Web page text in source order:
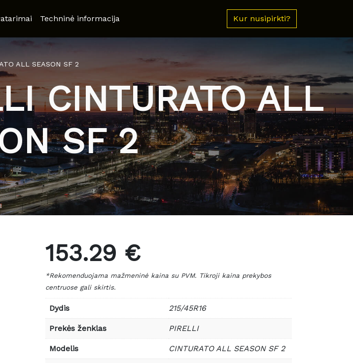
Techninė informacija Kur nusipirkti?
ALL SEASON SF 2
CINTURATO ALL
SF 2
153.29 €
*Rekomenduojama mažmeninė kaina su PVM. Tikroji kaina prekybos
centruose gali skirtis.
Dydis 215/45R16
Prekės ženklas PIRELLI
Modelis CINTURATO ALL SEASON SF 2